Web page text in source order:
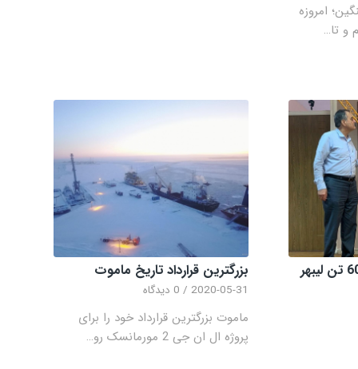
امروزه
و تا…
ساخت ماکت جرثقیل 600 تن لیبهر
بزرگترین قرارداد تاریخ ماموت
2020-05-31
/ 0 دیدگاه
ماموت بزرگترین قرارداد خود را برای
پروژه ال ان جی 2 مورمانسک رو…